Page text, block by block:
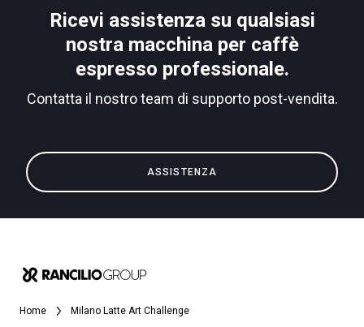
Ricevi assistenza su qualsiasi
nostra macchina per caffè
espresso professionale.
Contatta il nostro team di supporto post-vendita.
ASSISTENZA
Home Milano Latte Art Challenge
Tutti
Prodotti
News
Altro